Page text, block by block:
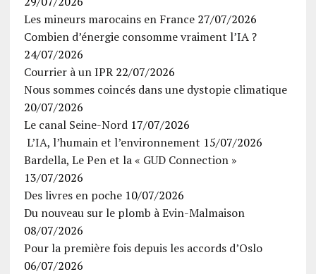
Les mineurs marocains en France 27/07/2026
Combien d’énergie consomme vraiment l’IA ?
24/07/2026
Courrier à un IPR 22/07/2026
Nous sommes coincés dans une dystopie climatique
20/07/2026
Le canal Seine-Nord 17/07/2026
L’IA, l’humain et l’environnement 15/07/2026
Bardella, Le Pen et la « GUD Connection »
13/07/2026
Des livres en poche 10/07/2026
Du nouveau sur le plomb à Evin-Malmaison
08/07/2026
Pour la première fois depuis les accords d’Oslo
06/07/2026